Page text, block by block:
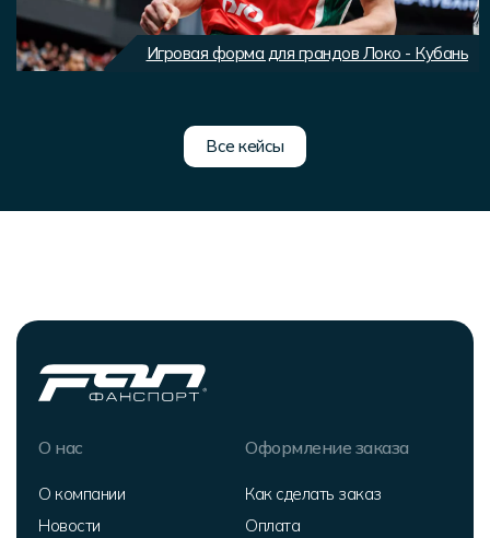
Игровая форма для грандов Локо - Кубань
Все кейсы
О нас
О компании
Новости
Оформление заказа
Как сделать заказ
Оплата